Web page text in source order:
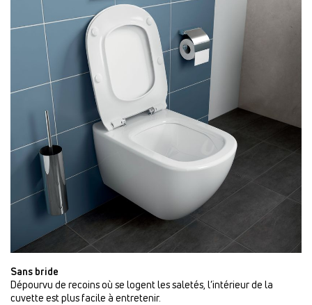
Sans bride
Dépourvu de recoins où se logent les saletés, l’intérieur de la
cuvette est plus facile à entretenir.